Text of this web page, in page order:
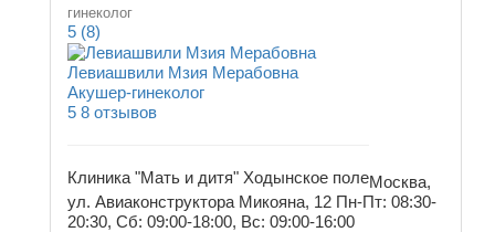
гинеколог
5 (8)
Левиашвили Мзия Мерабовна
Акушер-гинеколог
5 8 отзывов
Клиника "Мать и дитя" Ходынское полеМосква,
ул. Авиаконструктора Микояна, 12 Пн-Пт: 08:30-
20:30, Сб: 09:00-18:00, Вс: 09:00-16:00